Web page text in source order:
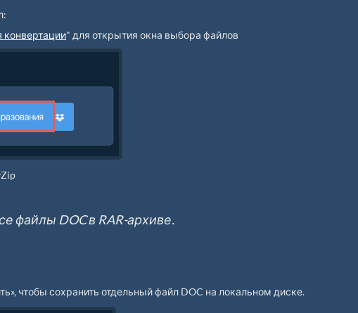
конвертации" для открытия окна выбора файлов
файлы DOC в RAR-архиве.
чтобы сохранить отдельный файл DOC на локальном диске.